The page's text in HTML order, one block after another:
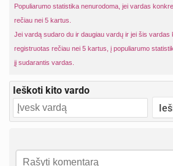
Populiarumo statistika nenurodoma, jei vardas
rečiau nei 5 kartus.
Jei vardą sudaro du ir daugiau vardų ir jei šis vardas
registruotas rečiau nei 5 kartus, į populiarumo
jį sudarantis vardas.
Ieškoti kito vardo